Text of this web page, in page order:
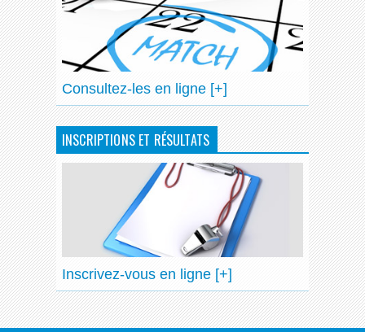
Consultez-les en ligne [+]
INSCRIPTIONS ET RÉSULTATS
Inscrivez-vous en ligne [+]